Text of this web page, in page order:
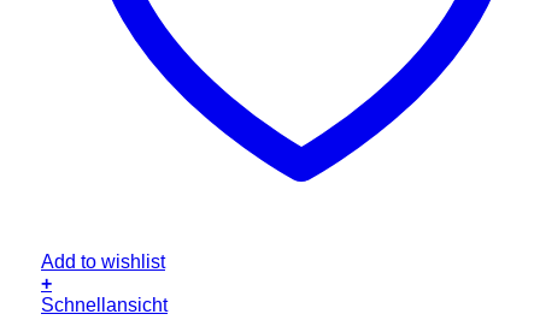
Add to wishlist
+
Schnellansicht